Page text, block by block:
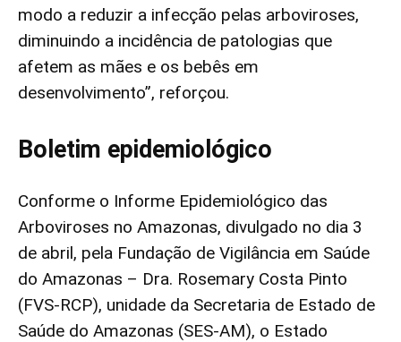
modo a reduzir a infecção pelas arboviroses,
diminuindo a incidência de patologias que
afetem as mães e os bebês em
desenvolvimento”, reforçou.
Boletim epidemiológico
Conforme o Informe Epidemiológico das
Arboviroses no Amazonas, divulgado no dia 3
de abril, pela Fundação de Vigilância em Saúde
do Amazonas – Dra. Rosemary Costa Pinto
(FVS-RCP), unidade da Secretaria de Estado de
Saúde do Amazonas (SES-AM), o Estado